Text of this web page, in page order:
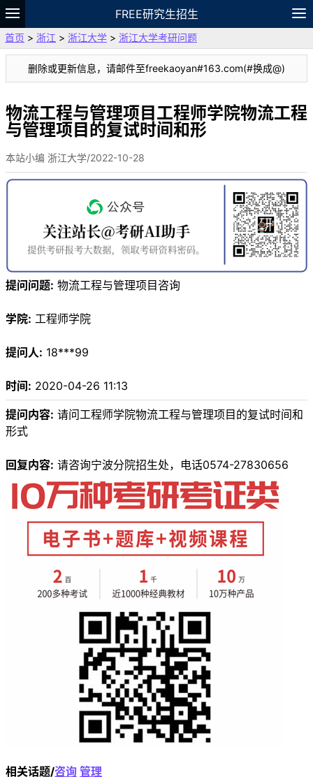
FREE研究生招生
题库
故事 专题 APP 笔记
VIP
资料
首页 > 浙江 > 浙江大学 > 浙江大学考研问题
删除或更新信息，请邮件至freekaoyan#163.com(#换成@)
物流工程与管理项目工程师学院物流工程
与管理项目的复试时间和形
本站小编 浙江大学/2022-10-28
提问问题: 物流工程与管理项目咨询
学院: 工程师学院
提问人: 18***99
时间: 2020-04-26 11:13
提问内容: 请问工程师学院物流工程与管理项目的复试时间和
形式
回复内容: 请咨询宁波分院招生处，电话0574-27830656
相关话题/咨询 管理